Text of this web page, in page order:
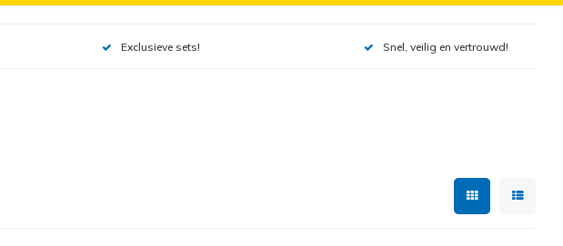
Exclusieve sets! Snel, veilig en vertrouwd!